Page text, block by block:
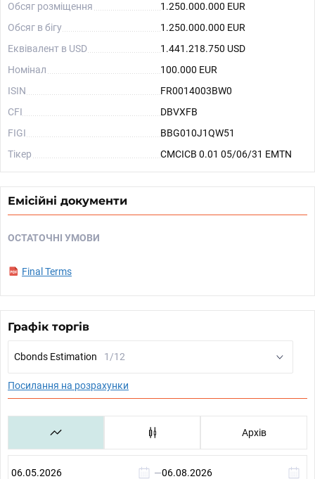
Обсяг розміщення
1.250.000.000 EUR
Обсяг в бігу
1.250.000.000 EUR
Еквівалент в USD
1.441.218.750 USD
Номінал
100.000 EUR
ISIN
FR0014003BW0
CFI
DBVXFB
FIGI
BBG010J1QW51
Тікер
CMCICB 0.01 05/06/31 EMTN
Емісійні документи
ОСТАТОЧНІ УМОВИ
Final Terms
Графік торгів
Cbonds Estimation 1/12
Посилання на розрахунки
Архів
—